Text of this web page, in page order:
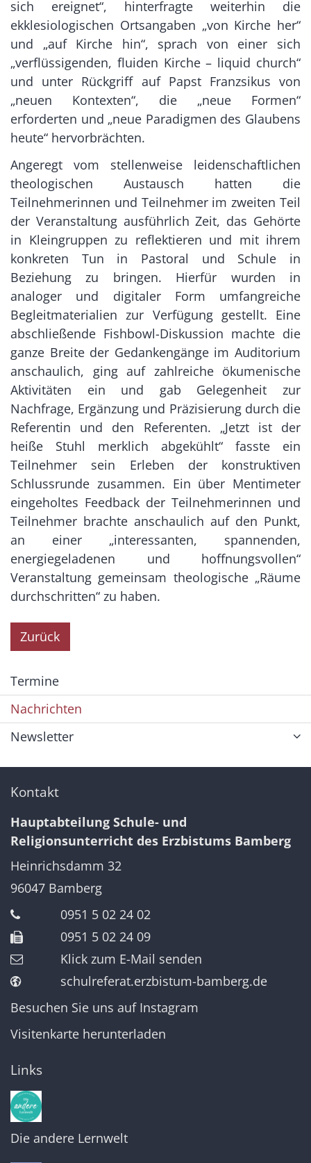
sich ereignet“, hinterfragte weiterhin die
ekklesiologischen Ortsangaben „von Kirche her“
und „auf Kirche hin“, sprach von einer sich
„verflüssigenden, fluiden Kirche – liquid church“
und unter Rückgriff auf Papst Franzsikus von
„neuen Kontexten“, die „neue Formen“
erforderten und „neue Paradigmen des Glaubens
heute“ hervorbrächten.
Angeregt vom stellenweise leidenschaftlichen
theologischen Austausch hatten die
Teilnehmerinnen und Teilnehmer im zweiten Teil
der Veranstaltung ausführlich Zeit, das Gehörte
in Kleingruppen zu reflektieren und mit ihrem
konkreten Tun in Pastoral und Schule in
Beziehung zu bringen. Hierfür wurden in
analoger und digitaler Form umfangreiche
Begleitmaterialien zur Verfügung gestellt. Eine
abschließende Fishbowl-Diskussion machte die
ganze Breite der Gedankengänge im Auditorium
anschaulich, ging auf zahlreiche ökumenische
Aktivitäten ein und gab Gelegenheit zur
Nachfrage, Ergänzung und Präzisierung durch die
Referentin und den Referenten. „Jetzt ist der
heiße Stuhl merklich abgekühlt“ fasste ein
Teilnehmer sein Erleben der konstruktiven
Schlussrunde zusammen. Ein über Mentimeter
eingeholtes Feedback der Teilnehmerinnen und
Teilnehmer brachte anschaulich auf den Punkt,
an einer „interessanten, spannenden,
energiegeladenen und hoffnungsvollen“
Veranstaltung gemeinsam theologische „Räume
durchschritten“ zu haben.
Zurück
Termine
Nachrichten
Newsletter
Kontakt
Hauptabteilung Schule- und
Religionsunterricht des Erzbistums Bamberg
Heinrichsdamm 32
96047 Bamberg
0951 5 02 24 02
0951 5 02 24 09
Klick zum E-Mail senden
schulreferat.erzbistum-bamberg.de
Besuchen Sie uns auf Instagram
Visitenkarte herunterladen
Links
Die andere Lernwelt